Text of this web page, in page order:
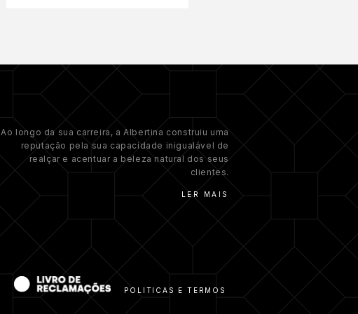
Ao longo da sua carreira, a Albertina construiu uma
reputação pela sua capacidade inigualável de
realçar e acentuar a beleza natural dos seus
clientes.
LER MAIS
POLÍTICAS E TERMOS